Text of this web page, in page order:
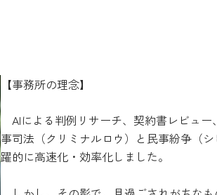
【事務所の理念】
AIによる判例リサーチ、契約書レビュ
事司法（クリミナルロウ）と民事紛争（
躍的に高速化・効率化しました。